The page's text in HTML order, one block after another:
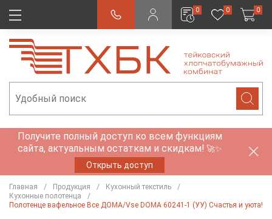
0 0 0
Получите полный доступ ко всем функциям
сайта, актуальным остаткам и скидкам! 🚀✨
Открыть доступ
Главная Продукция
Кухонный текстиль
Кухонные полотенца
Полотенце вафельное Все ДОМА/Vse DOMA 60241-1 (УУ) Счастья и уюта!